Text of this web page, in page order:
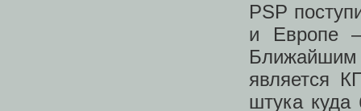
PSP
и Европе
является
штука куда